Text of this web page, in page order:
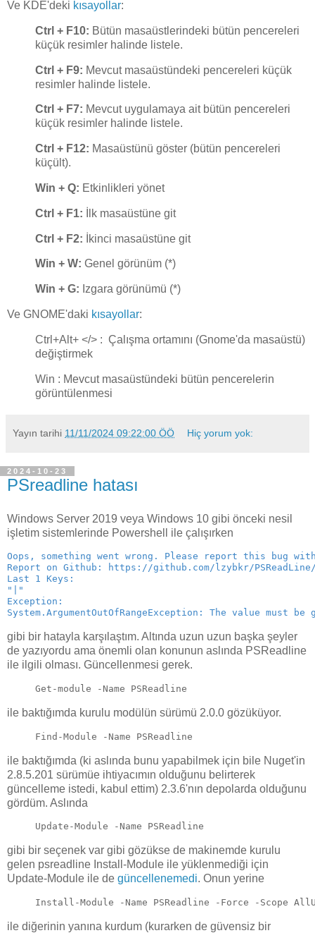
Ve KDE'deki kısayollar:
Ctrl + F10: Bütün masaüstlerindeki bütün pencereleri
küçük resimler halinde listele.
Ctrl + F9: Mevcut masaüstündeki pencereleri küçük
resimler halinde listele.
Ctrl + F7: Mevcut uygulamaya ait bütün pencereleri
küçük resimler halinde listele.
Ctrl + F12: Masaüstünü göster (bütün pencereleri
küçült).
Win + Q: Etkinlikleri yönet
Ctrl + F1: İlk masaüstüne git
Ctrl + F2: İkinci masaüstüne git
Win + W: Genel görünüm (*)
Win + G: Izgara görünümü (*)
Ve GNOME'daki kısayollar:
Ctrl+Alt+ </> : Çalışma ortamını (Gnome'da masaüstü)
değiştirmek
Win : Mevcut masaüstündeki bütün pencerelerin
görüntülenmesi
Yayın tarihi 11/11/2024 09:22:00 ÖÖ Hiç yorum yok:
2024-10-23
PSreadline hatası
Windows Server 2019 veya Windows 10 gibi önceki nesil
işletim sistemlerinde Powershell ile çalışırken
Oops, something went wrong. Please report this bug
Report on Github: https://github.com/lzybkr/
Last 1 Keys:
"|"
Exception:
System.ArgumentOutOfRangeException: The value
gibi bir hatayla karşılaştım. Altında uzun uzun başka şeyler
de yazıyordu ama önemli olan konunun aslında PSReadline
ile ilgili olması. Güncellenmesi gerek.
Get-module -Name PSReadline
ile baktığımda kurulu modülün sürümü 2.0.0 gözüküyor.
Find-Module -Name PSReadline
ile baktığımda (ki aslında bunu yapabilmek için bile Nuget'in
2.8.5.201 sürümüe ihtiyacımın olduğunu belirterek
güncelleme istedi, kabul ettim) 2.3.6'nın depolarda olduğunu
gördüm. Aslında
Update-Module -Name PSReadline
gibi bir seçenek var gibi gözükse de makinemde kurulu
gelen psreadline Install-Module ile yüklenmediği için
Update-Module ile de güncellenemedi. Onun yerine
Install-Module -Name PSReadline -Force -Scope
ile diğerinin yanına kurdum (kurarken de güvensiz bir